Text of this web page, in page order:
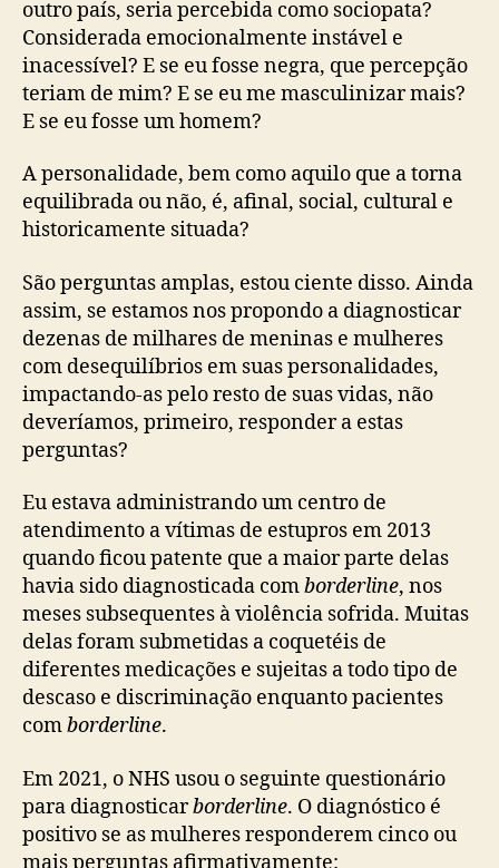
outro país, seria percebida como sociopata?
Considerada emocionalmente instável e
inacessível? E se eu fosse negra, que percepção
teriam de mim? E se eu me masculinizar mais?
E se eu fosse um homem?
A personalidade, bem como aquilo que a torna
equilibrada ou não, é, afinal, social, cultural e
historicamente situada?
São perguntas amplas, estou ciente disso. Ainda
assim, se estamos nos propondo a diagnosticar
dezenas de milhares de meninas e mulheres
com desequilíbrios em suas personalidades,
impactando-as pelo resto de suas vidas, não
deveríamos, primeiro, responder a estas
perguntas?
Eu estava administrando um centro de
atendimento a vítimas de estupros em 2013
quando ficou patente que a maior parte delas
havia sido diagnosticada comborderline, nos
meses subsequentes à violência sofrida. Muitas
delas foram submetidas a coquetéis de
diferentes medicações e sujeitas a todo tipo de
descaso e discriminação enquanto pacientes
comborderline.
Em 2021, o NHS usou o seguinte questionário
para diagnosticarborderline. O diagnóstico é
positivo se as mulheres responderem cinco ou
mais perguntas afirmativamente: